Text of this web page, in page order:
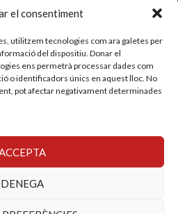
el consentiment
utilitzem tecnologies com ara galetes per
del dispositiu. Donar el
ens permetrà processar dades com
o identificadors únics en aquest lloc. No
pot afectar negativament determinades
ACCEPTA
DENEGA
PROPIETAT INDUSTRIAL, S.L.
Accessibility